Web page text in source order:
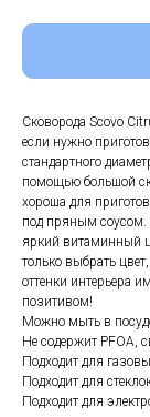
Сковорода Scovo
если нужно
стандартного
помощью большой
хороша для
под пряным соусом.
яркий витаминный
только выбрать
оттенки интерьера
позитивом!
Можно мыть в
Не содержит PFOA,
Подходит для
Подходит для
Подходит для